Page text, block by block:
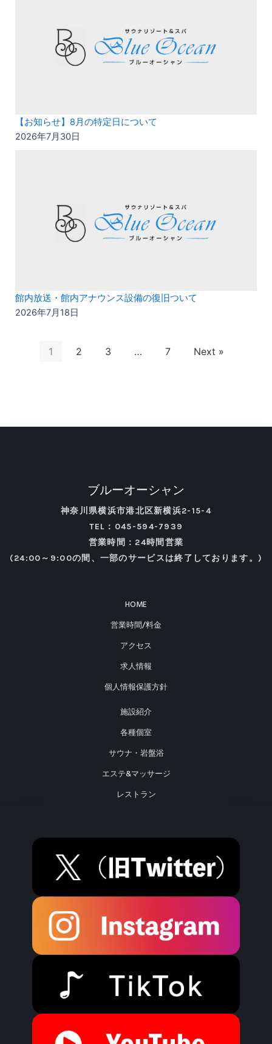
【お知らせ】8月の特定日について
2026年7月30日
館内放送・館内アナウンス設備の復旧ついて
2026年7月18日
1 2 3 … 7 Next »
ブルーオーシャン
神奈川県横浜市港北区新横浜2-15-4
TEL：045-594-7939
営業時間：24時間営業
(24:00～9:00の間、一部のサービスは終了しております。)
HOME
営業時間/料金
アクセス
求人情報
個人情報保護方針
施設紹介
各種個室
サウナ・岩盤浴
エステ&マッサージ
レストラン